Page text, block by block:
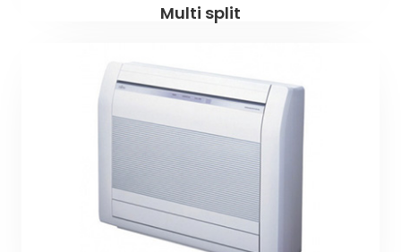
Multi split